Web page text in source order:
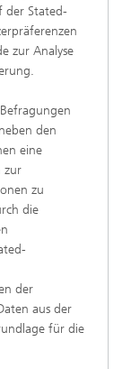
der Stated-
zur Analyse
den
eine
zur
zu
die
der
aus der
für die